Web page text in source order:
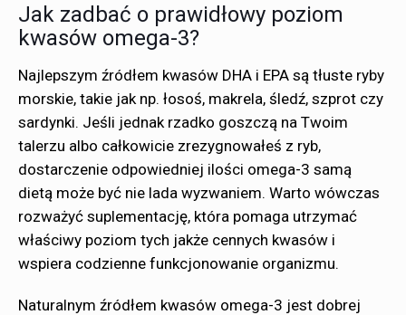
Jak zadbać o prawidłowy poziom
kwasów omega-3?
Najlepszym źródłem kwasów DHA i EPA są tłuste ryby
morskie, takie jak np. łosoś, makrela, śledź, szprot czy
sardynki. Jeśli jednak rzadko goszczą na Twoim
talerzu albo całkowicie zrezygnowałeś z ryb,
dostarczenie odpowiedniej ilości omega-3 samą
dietą może być nie lada wyzwaniem. Warto wówczas
rozważyć suplementację, która pomaga utrzymać
właściwy poziom tych jakże cennych kwasów i
wspiera codzienne funkcjonowanie organizmu.
Naturalnym źródłem kwasów omega-3 jest dobrej